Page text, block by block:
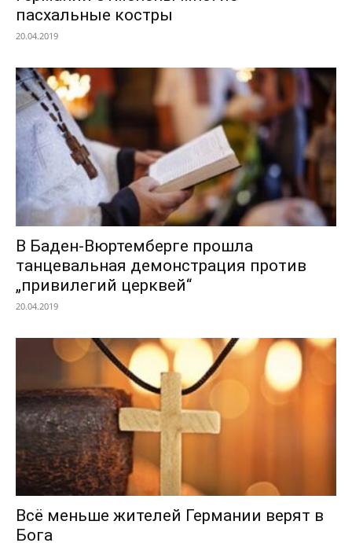
пасхальные костры
20.04.2019
В Баден-Вюртемберге прошла
танцевальная демонстрация против
„привилегий церквей“
20.04.2019
Всё меньше жителей Германии верят в
Бога